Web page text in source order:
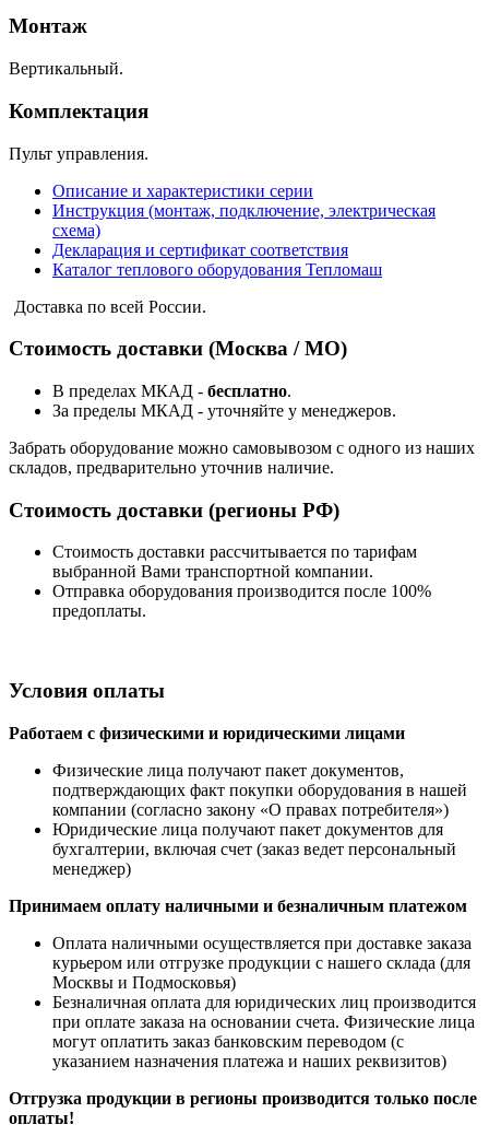
Монтаж
Вертикальный.
Комплектация
Пульт управления.
Описание и характеристики серии
Инструкция (монтаж, подключение, электрическая
схема)
Декларация и сертификат соответствия
Каталог теплового оборудования Тепломаш
Доставка по всей России.
Стоимость доставки (Москва / МО)
В пределах МКАД - бесплатно.
За пределы МКАД - уточняйте у менеджеров.
Забрать оборудование можно самовывозом с одного из наших
складов, предварительно уточнив наличие.
Стоимость доставки (регионы РФ)
Стоимость доставки рассчитывается по тарифам
выбранной Вами транспортной компании.
Отправка оборудования производится после 100%
предоплаты.
Условия оплаты
Работаем с физическими и юридическими лицами
Физические лица получают пакет документов,
подтверждающих факт покупки оборудования в нашей
компании (согласно закону «О правах потребителя»)
Юридические лица получают пакет документов для
бухгалтерии, включая счет (заказ ведет персональный
менеджер)
Принимаем оплату наличными и безналичным платежом
Оплата наличными осуществляется при доставке заказа
курьером или отгрузке продукции с нашего склада (для
Москвы и Подмосковья)
Безналичная оплата для юридических лиц производится
при оплате заказа на основании счета. Физические лица
могут оплатить заказ банковским переводом (с
указанием назначения платежа и наших реквизитов)
Отгрузка продукции в регионы производится только после
оплаты!